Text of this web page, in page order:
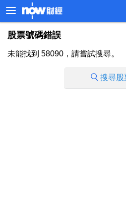
股票號碼錯誤
未能找到 58090，請嘗試搜尋。
搜尋股